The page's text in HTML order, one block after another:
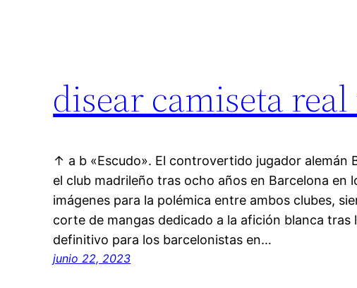
disear camiseta
↑ a b «Escudo». El controvertido jugador alemán
el club madrileño tras ocho años en Barcelona en
imágenes para la polémica entre ambos clubes,
corte de mangas dedicado a la afición blanca tras
definitivo para los barcelonistas en…
junio 22, 2023